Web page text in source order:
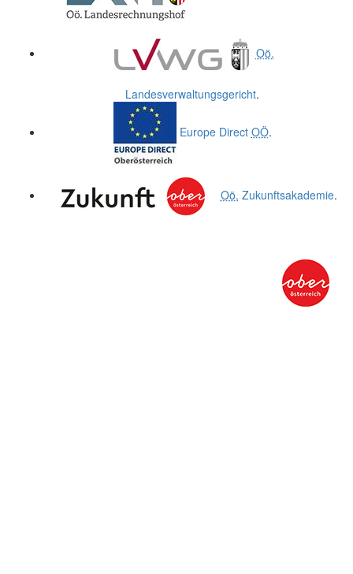
Oö.
Landesverwaltungsgericht.
Europe Direct OÖ.
Oö. Zukunftsakademie.